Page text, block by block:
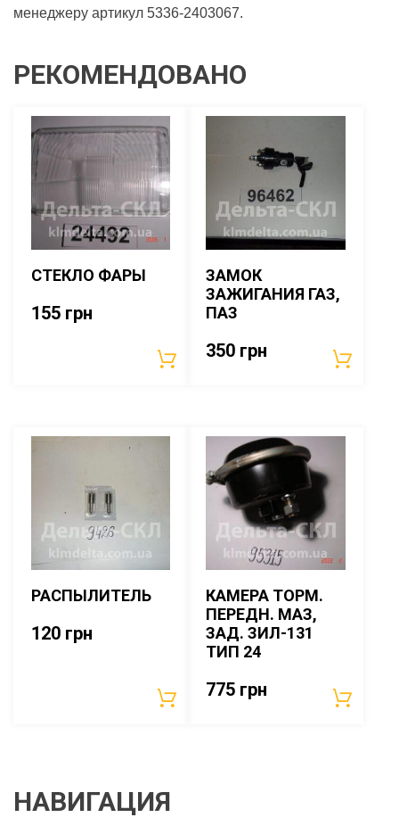
менеджеру артикул 5336-2403067.
РЕКОМЕНДОВАНО
СТЕКЛО ФАРЫ
155 грн
ЗАМОК
ЗАЖИГАНИЯ ГАЗ,
ПАЗ
350 грн
РАСПЫЛИТЕЛЬ
120 грн
КАМЕРА ТОРМ.
ПЕРЕДН. МАЗ,
ЗАД. ЗИЛ-131
ТИП 24
775 грн
НАВИГАЦИЯ